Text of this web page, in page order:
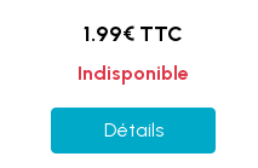
1.99€ TTC
Indisponible
Détails